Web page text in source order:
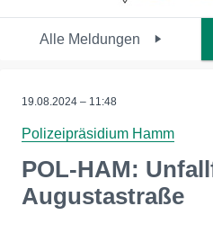
Alle Meldungen
19.08.2024 – 11:48
Polizeipräsidium Hamm
POL-HAM:
Augustastraße